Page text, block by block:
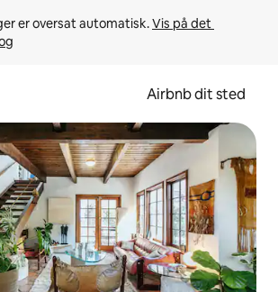
er oversat automatisk. Vis på det
Airbnb dit sted